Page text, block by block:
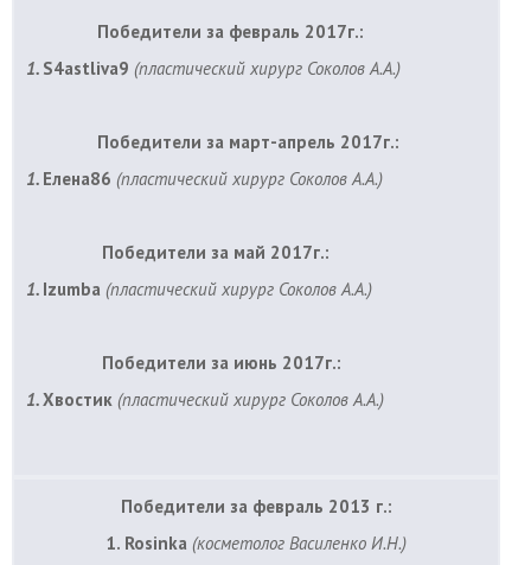
Победители за февраль 2017г.:
1. S4astliva9 (пластический хирург Соколов А.А.)
Победители за март-апрель 2017г.:
1. Елена86 (пластический хирург Соколов А.А.)
Победители за май 2017г.:
1. Izumba (пластический хирург Соколов А.А.)
Победители за июнь 2017г.:
1.Хвостик (пластический хирург Соколов А.А.)
Победители за февраль 2013 г.:
1. Rosinka (косметолог Василенко И.Н.)